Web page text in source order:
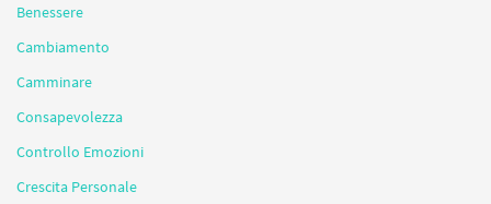
Benessere
Cambiamento
Camminare
Consapevolezza
Controllo Emozioni
Crescita Personale